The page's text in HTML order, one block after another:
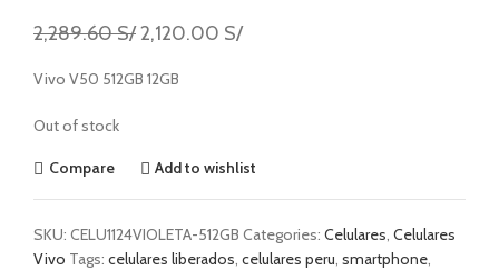
2,289.60S/2,120.00 S/
Vivo V50 512GB 12GB
Out of stock
Compare Add to wishlist
SKU: CELU1124VIOLETA-512GB Categories: Celulares Celulares
Vivo Tags: celulares liberados celulares peru smartphone